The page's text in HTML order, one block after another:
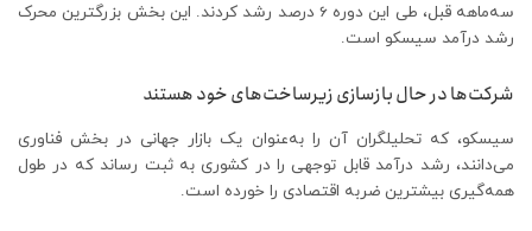
سه‌ماهه قبل، طی این دوره 6 درصد رشد کردند. این بخش بزرگترین محرک
رشد درآمد سیسکو است.
شرکت‌ها در حال بازسازی زیرساخت‌های خود هستند
سیسکو، که تحلیلگران آن را به‌عنوان یک بازار جهانی در بخش فناوری
می‌دانند، رشد درآمد قابل توجهی را در کشوری به ثبت رساند که در طول
همه‌گیری بیشترین ضربه اقتصادی را خورده است.